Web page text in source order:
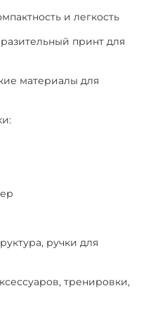
и легкость
принт для
материалы для
ручки для
тренировки,